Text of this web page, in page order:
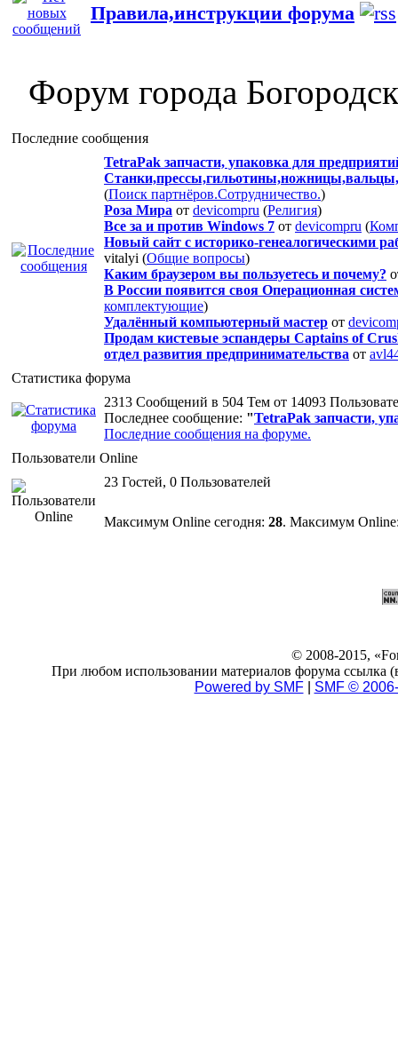
Правила,инструкции форума
Форум города
Последние сообщения
TetraPak запчасти, упаковка для
(Поиск партнёров.Сотрудничество.)
Роза Мира от devicompru (Религия)
Все за и против Windows 7 от devicompru (
Новый сайт с историко-генеалогическими
vitalyi (Общие вопросы)
Каким браузером вы пользуетесь и почему?
В России появится своя Операционная
комплектующие)
Удалённый компьютерный мастер от
Продам кистевые эспандеры Captains of
отдел развития предпринимательства от
Статистика форума
2313 Сообщений в 504 Тем от 14093
Последнее сообщение: "TetraPak запчасти,
Последние сообщения на форуме.
Пользователи Online
23 Гостей, 0 Пользователей
Максимум Online сегодня: 28. Максимум
© 2008-2015,
При любом использовании материалов форума ссылка
Powered by SMF| SMF ©